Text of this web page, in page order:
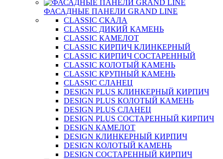
ФАСАДНЫЕ ПАНЕЛИ GRAND LINE
CLASSIC СКАЛА
CLASSIC ДИКИЙ КАМЕНЬ
CLASSIC КАМЕЛОТ
CLASSIC КИРПИЧ КЛИНКЕРНЫЙ
CLASSIC КИРПИЧ СОСТАРЕННЫЙ
CLASSIC КОЛОТЫЙ КАМЕНЬ
CLASSIC КРУПНЫЙ КАМЕНЬ
CLASSIC СЛАНЕЦ
DESIGN PLUS КЛИНКЕРНЫЙ КИРПИЧ
DESIGN PLUS КОЛОТЫЙ КАМЕНЬ
DESIGN PLUS СЛАНЕЦ
DESIGN PLUS СОСТАРЕННЫЙ КИРПИЧ
DESIGN КАМЕЛОТ
DESIGN КЛИНКЕРНЫЙ КИРПИЧ
DESIGN КОЛОТЫЙ КАМЕНЬ
DESIGN СОСТАРЕННЫЙ КИРПИЧ